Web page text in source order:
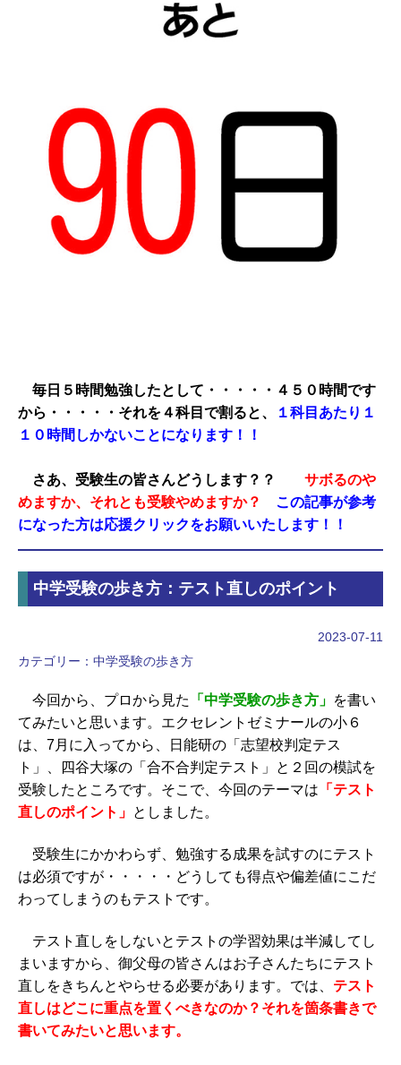
毎日５時間勉強したとして・・・・・４５０時間です
から・・・・・それを４科目で割ると、
１科目あたり１
１０時間しかないことになります！！
さあ、受験生の皆さんどうします？？
サボるのや
めますか、それとも受験やめますか？
この記事が参考
になった方は応援クリックをお願いいたします！！
中学受験の歩き方：テスト直しのポイント
2023-07-11
カテゴリー： 中学受験の歩き方
今回から、プロから見た 「中学受験の歩き方」 を書い
てみたいと思います。エクセレントゼミナールの小６
は、7月に入ってから、日能研の「志望校判定テス
ト」、四谷大塚の「合不合判定テスト」と２回の模試を
受験したところです。そこで、今回のテーマは 「テスト
直しのポイント」 としました。
受験生にかかわらず、勉強する成果を試すのにテスト
は必須ですが・・・・・どうしても得点や偏差値にこだ
わってしまうのもテストです。
テスト直しをしないとテストの学習効果は半減してし
まいますから、御父母の皆さんはお子さんたちにテスト
直しをきちんとやらせる必要があります。では、 テスト
直しはどこに重点を置くべきなのか？それを箇条書きで
書いてみたいと思います。